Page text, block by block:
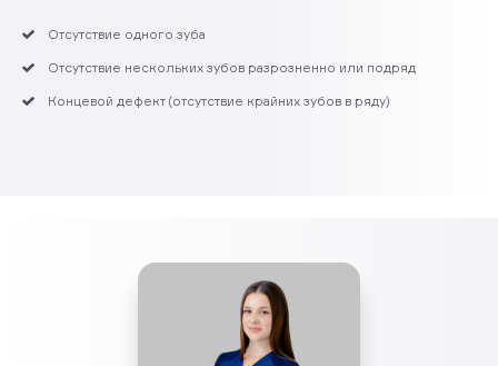
Отсутствие одного зуба
Отсутствие нескольких зубов разрозненно или подряд
Концевой дефект (отсутствие крайних зубов в ряду)